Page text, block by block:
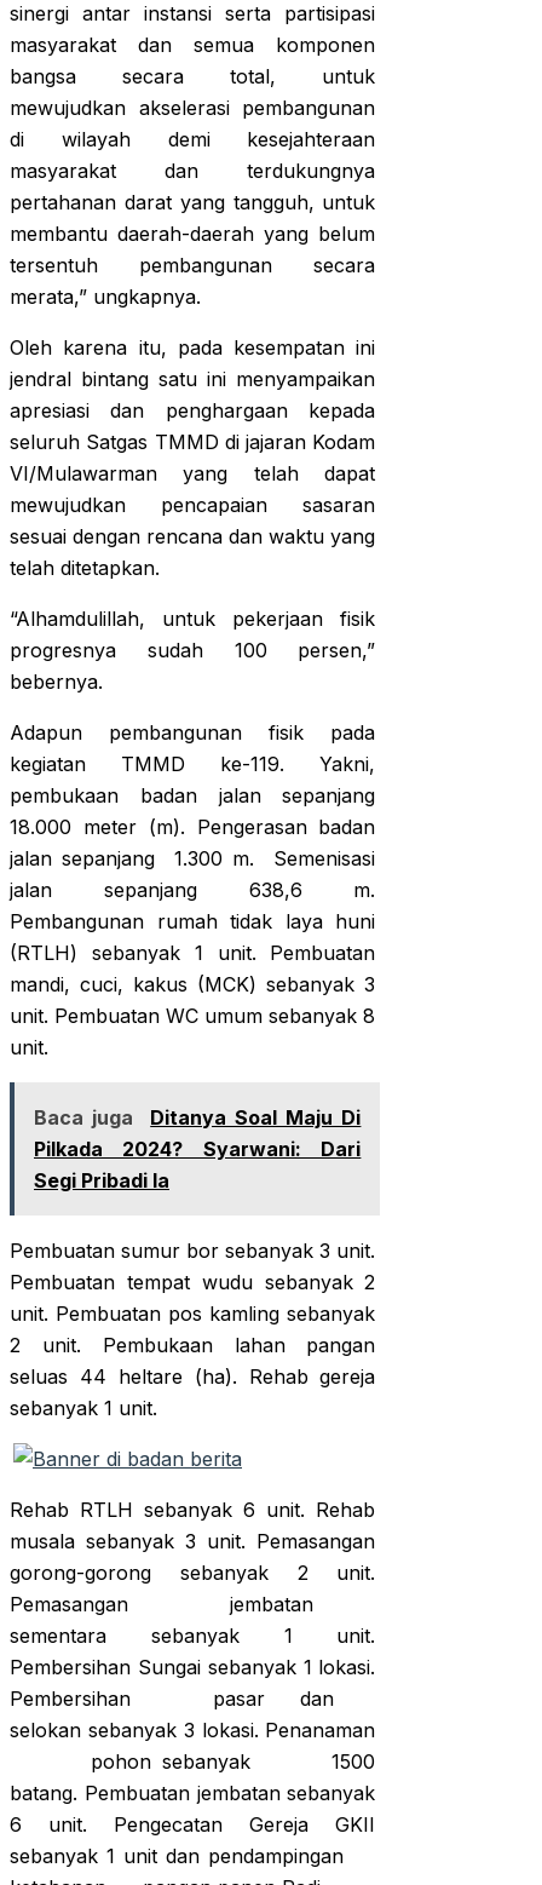
sinergi antar instansi serta partisipasi
masyarakat dan semua komponen
bangsa secara total, untuk
mewujudkan akselerasi pembangunan
di wilayah demi kesejahteraan
masyarakat dan terdukungnya
pertahanan darat yang tangguh, untuk
membantu daerah-daerah yang belum
tersentuh pembangunan secara
merata,” ungkapnya.
Oleh karena itu, pada kesempatan ini
jendral bintang satu ini menyampaikan
apresiasi dan penghargaan kepada
seluruh Satgas TMMD di jajaran Kodam
VI/Mulawarman yang telah dapat
mewujudkan pencapaian sasaran
sesuai dengan rencana dan waktu yang
telah ditetapkan.
“Alhamdulillah, untuk pekerjaan fisik
progresnya sudah 100 persen,”
bebernya.
Adapun pembangunan fisik pada
kegiatan TMMD ke-119. Yakni,
pembukaan badan jalan sepanjang
18.000 meter (m). Pengerasan badan
jalan sepanjang 1.300 m. Semenisasi
jalan sepanjang 638,6 m.
Pembangunan rumah tidak laya huni
(RTLH) sebanyak 1 unit. Pembuatan
mandi, cuci, kakus (MCK) sebanyak 3
unit. Pembuatan WC umum sebanyak 8
unit.
Baca juga
Ditanya Soal Maju Di
Pilkada 2024? Syarwani: Dari
Segi Pribadi Ia
Pembuatan sumur bor sebanyak 3 unit.
Pembuatan tempat wudu sebanyak 2
unit. Pembuatan pos kamling sebanyak
2 unit. Pembukaan lahan pangan
seluas 44 heltare (ha). Rehab gereja
sebanyak 1 unit.
Rehab RTLH sebanyak 6 unit. Rehab
musala sebanyak 3 unit. Pemasangan
gorong-gorong sebanyak 2 unit.
Pemasangan jembatan
sementara sebanyak 1 unit.
Pembersihan Sungai sebanyak 1 lokasi.
Pembersihan pasar dan
selokan sebanyak 3 lokasi. Penanaman
pohon sebanyak 1500
batang. Pembuatan jembatan sebanyak
6 unit. Pengecatan Gereja GKII
sebanyak 1 unit dan pendampingan